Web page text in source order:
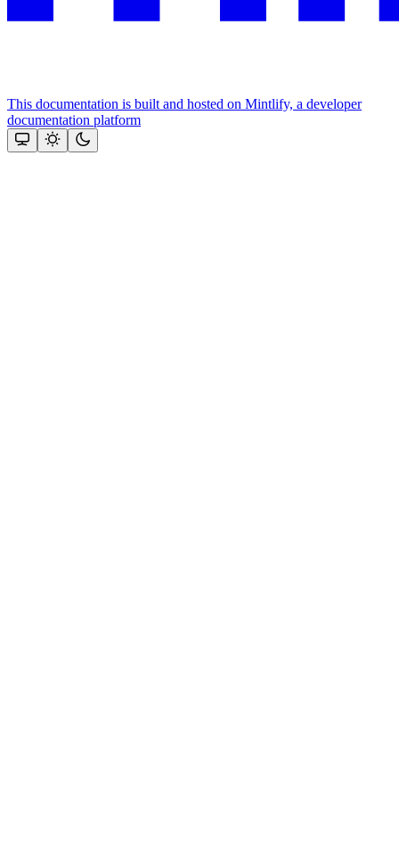
This documentation is built and hosted on Mintlify, a developer
documentation platform